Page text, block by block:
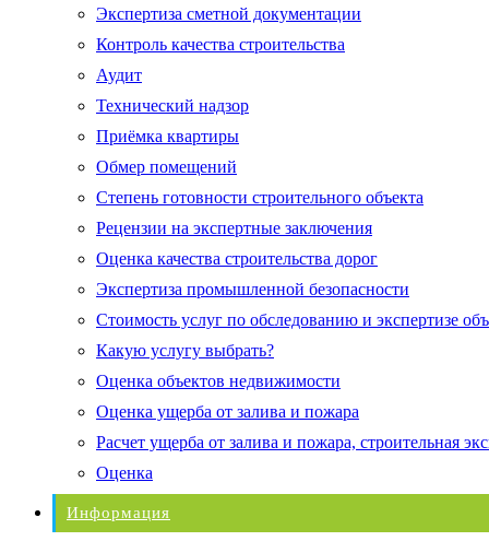
Экспертиза сметной документации
Контроль качества строительства
Аудит
Технический надзор
Приёмка квартиры
Обмер помещений
Степень готовности строительного объекта
Рецензии на экспертные заключения
Оценка качества строительства дорог
Экспертиза промышленной безопасности
Стоимость услуг по обследованию и экспертизе
Какую услугу выбрать?
Оценка объектов недвижимости
Оценка ущерба от залива и пожара
Расчет ущерба от залива и пожара, строительная
Оценка
Информация